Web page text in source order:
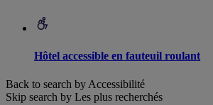
Hôtel accessible en fauteuil roulant
Back to search by Accessibilité
Skip search by Les plus recherchés